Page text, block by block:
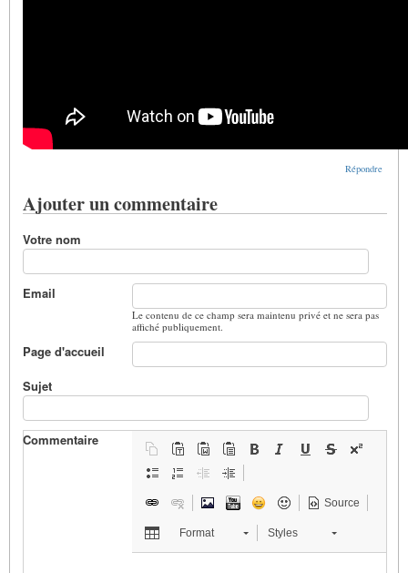
Répondre
Ajouter un commentaire
Votre nom
Email
Le contenu de ce champ sera maintenu privé et ne sera pas
affiché publiquement.
Page d'accueil
Sujet
Commentaire
Source
Format Styles